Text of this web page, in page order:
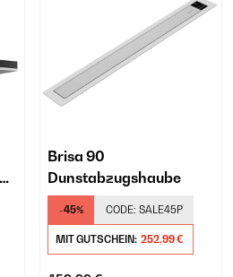
Brisa 90
Dunstabzugshaube
-45% CODE: SALE45P
MIT GUTSCHEIN: 252,99 €